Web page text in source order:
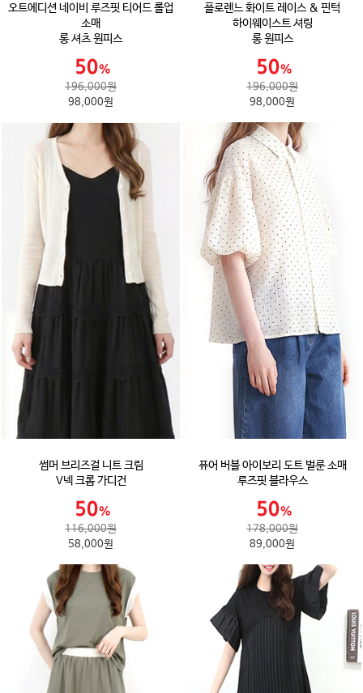
오트에디션 네이비 루즈핏 티어드 롤업
소매
롱 셔츠 원피스
196,000원
98,000원
플로렌느 화이트 레이스 & 핀턱
하이웨이스트 셔링
롱 원피스
196,000원
98,000원
썸머 브리즈걸 니트 크림
V넥 크롭 가디건
116,000원
58,000원
퓨어 버블 아이보리 도트 벌룬 소매
루즈핏 블라우스
178,000원
89,000원